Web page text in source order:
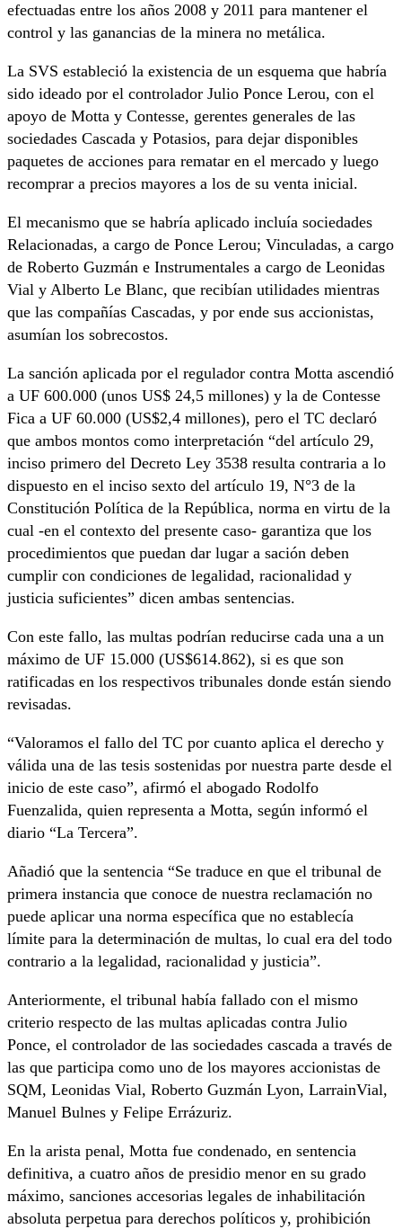
efectuadas entre los años 2008 y 2011 para mantener el
control y las ganancias de la minera no metálica.
La SVS estableció la existencia de un esquema que habría
sido ideado por el controlador Julio Ponce Lerou, con el
apoyo de Motta y Contesse, gerentes generales de las
sociedades Cascada y Potasios, para dejar disponibles
paquetes de acciones para rematar en el mercado y luego
recomprar a precios mayores a los de su venta inicial.
El mecanismo que se habría aplicado incluía sociedades
Relacionadas, a cargo de Ponce Lerou; Vinculadas, a cargo
de Roberto Guzmán e Instrumentales a cargo de Leonidas
Vial y Alberto Le Blanc, que recibían utilidades mientras
que las compañías Cascadas, y por ende sus accionistas,
asumían los sobrecostos.
La sanción aplicada por el regulador contra Motta ascendió
a UF 600.000 (unos US$ 24,5 millones) y la de Contesse
Fica a UF 60.000 (US$2,4 millones), pero el TC declaró
que ambos montos como interpretación “del artículo 29,
inciso primero del Decreto Ley 3538 resulta contraria a lo
dispuesto en el inciso sexto del artículo 19, N°3 de la
Constitución Política de la República, norma en virtu de la
cual -en el contexto del presente caso- garantiza que los
procedimientos que puedan dar lugar a sación deben
cumplir con condiciones de legalidad, racionalidad y
justicia suficientes” dicen ambas sentencias.
Con este fallo, las multas podrían reducirse cada una a un
máximo de UF 15.000 (US$614.862), si es que son
ratificadas en los respectivos tribunales donde están siendo
revisadas.
“Valoramos el fallo del TC por cuanto aplica el derecho y
válida una de las tesis sostenidas por nuestra parte desde el
inicio de este caso”, afirmó el abogado Rodolfo
Fuenzalida, quien representa a Motta, según informó el
diario “La Tercera”.
Añadió que la sentencia “Se traduce en que el tribunal de
primera instancia que conoce de nuestra reclamación no
puede aplicar una norma específica que no establecía
límite para la determinación de multas, lo cual era del todo
contrario a la legalidad, racionalidad y justicia”.
Anteriormente, el tribunal había fallado con el mismo
criterio respecto de las multas aplicadas contra Julio
Ponce, el controlador de las sociedades cascada a través de
las que participa como uno de los mayores accionistas de
SQM, Leonidas Vial, Roberto Guzmán Lyon, LarrainVial,
Manuel Bulnes y Felipe Errázuriz.
En la arista penal, Motta fue condenado, en sentencia
definitiva, a cuatro años de presidio menor en su grado
máximo, sanciones accesorias legales de inhabilitación
absoluta perpetua para derechos políticos y, prohibición